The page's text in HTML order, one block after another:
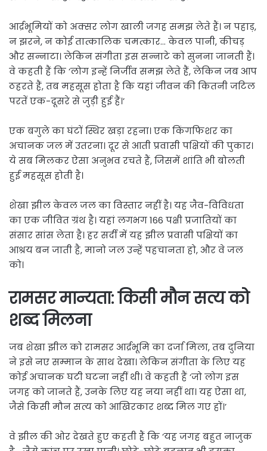
आर्द्रभूमियों को अक्सर लोग खाली जगह समझ लेते हैं। न पहाड़,
न झरने, न कोई तात्कालिक चमत्कार… केवल पानी, कीचड़
और सन्नाटा। लेकिन संगीता इस सन्नाटे को सुनना जानती हैं।
वे कहती हैं कि ‘लोग इन्हें निर्जीव समझ लेते हैं, लेकिन जब आप
ठहरते हैं, तब महसूस होता है कि यहां जीवन की कितनी जटिल
परतें एक-दूसरे से जुड़ी हुई हैं।’
एक बगुले का घंटों स्थिर खड़ा रहना। एक किंगफिशर का
अचानक जल में उतरना। दूर से आती प्रवासी पक्षियों की पुकार।
ये सब मिलकर ऐसा अनुभव रचते हैं, जिसमें शांति भी बोलती
हुई महसूस होती है।
शेखा झील केवल जल का विस्तार नहीं है। यह जैव-विविधता
का एक जीवित ग्रंथ है। यहां लगभग 166 पक्षी प्रजातियों का
संसार सांस लेता है। हर सर्दी में यह झील प्रवासी पक्षियों का
आश्रय बन जाती है, मानो जल उन्हें पहचानता हो, और वे जल
को।
रामसर मान्यता: किसी मौन सत्य को
शब्द मिलना
जब शेखा झील को रामसर आर्द्रभूमि का दर्जा मिला, तब दुनिया
ने इसे नए सम्मान के साथ देखा। लेकिन संगीता के लिए यह
कोई अचानक घटी घटना नहीं थी। वे कहती हैं ‘जो लोग इस
जगह को जानते हैं, उनके लिए यह नया नहीं था। यह ऐसा था,
जैसे किसी मौन सत्य को आखिरकार शब्द मिल गए हों।’
वे झील की ओर देखते हुए कहती हैं कि ‘यह जगह बहुत नाजुक